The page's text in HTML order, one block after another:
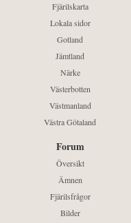
Fjärilskarta
Lokala sidor
Gotland
Jämtland
Närke
Västerbotten
Västmanland
Västra Götaland
Forum
Översikt
Ämnen
Fjärilsfrågor
Bilder